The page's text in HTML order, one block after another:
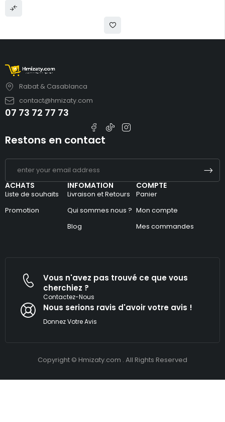
Rabat & Casablanca
contact@hmizaty.com
07 73 72 77 73
ACHATS
Liste de souhaits
Promotion
INFOMATION
Livraison et Retours
Qui sommes nous ?
Blog
COMPTE
Panier
Mon compte
Mes commandes
Restons en contact
Vous n'avez pas trouvé ce que vous
cherchiez ?
Contactez-Nous
Nous serions ravis d'avoir votre avis !​
Donnez Votre Avis
Copyright © Hmizaty.com . All Rights Reserved